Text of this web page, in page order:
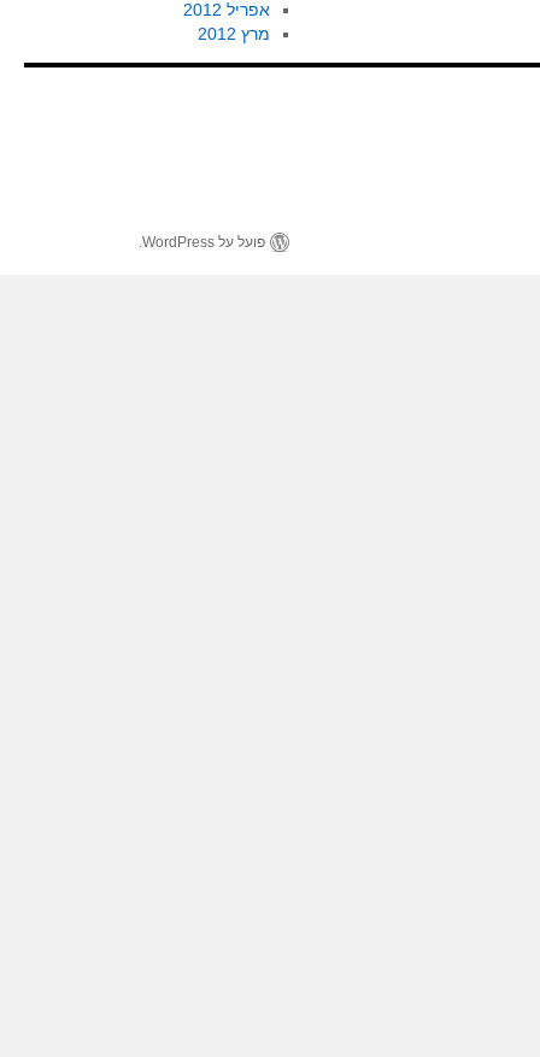
אפריל 2012
מרץ 2012
פועל על WordPress.